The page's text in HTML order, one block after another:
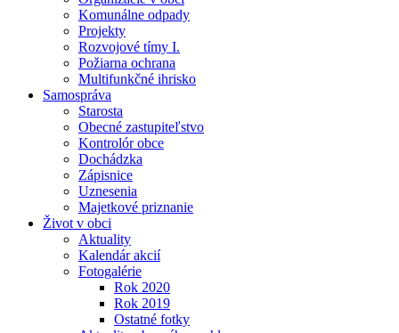
Komunálne odpady
Projekty
Rozvojové tímy I.
Požiarna ochrana
Multifunkčné ihrisko
Samospráva
Starosta
Obecné zastupiteľstvo
Kontrolór obce
Dochádzka
Zápisnice
Uznesenia
Majetkové priznanie
Život v obci
Aktuality
Kalendár akcií
Fotogalérie
Rok 2020
Rok 2019
Ostatné fotky